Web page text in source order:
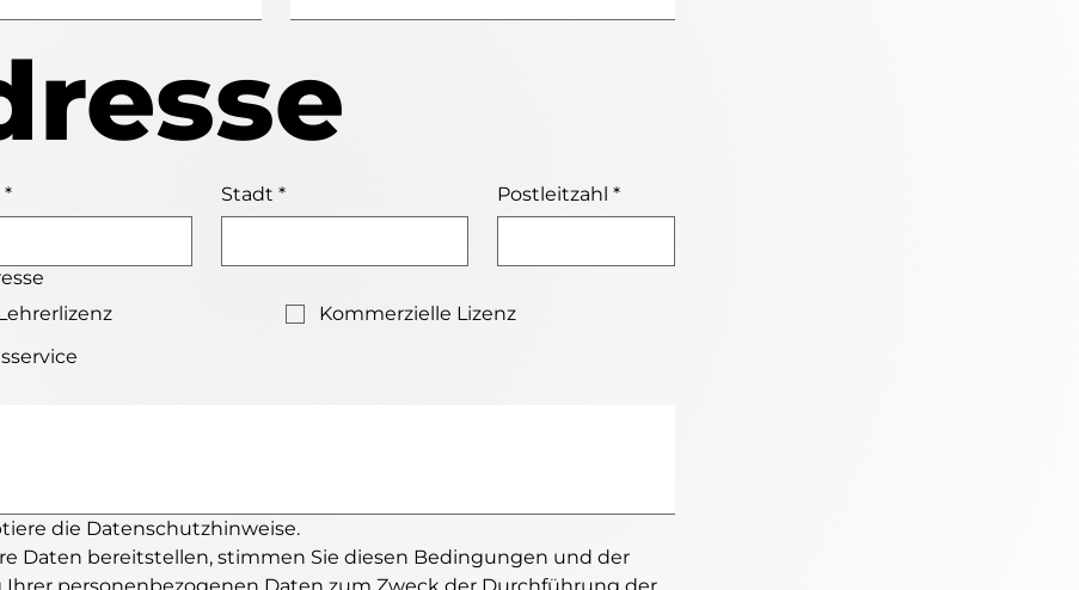
* Stadt * Postleitzahl *
Kommerzielle Lizenz
die Datenschutzhinweise.
Daten bereitstellen, stimmen Sie diesen Bedingungen und der